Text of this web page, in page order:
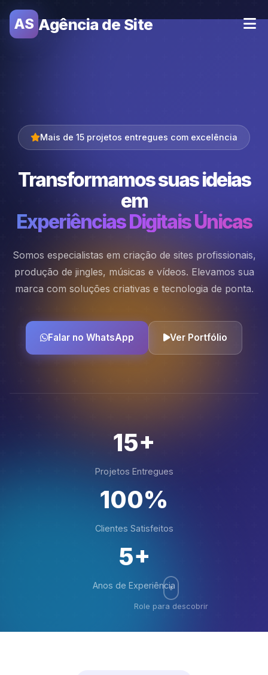
AS Agência de Site
Mais de 15 projetos entregues com excelência
Transformamos suas ideias
em
Experiências Digitais Únicas
Somos especialistas em criação de sites profissionais,
produção de jingles, músicas e vídeos. Elevamos sua
marca com soluções criativas e tecnologia de ponta.
Falar no WhatsApp Ver Portfólio
15+
Projetos Entregues
100%
Clientes Satisfeitos
5+
Anos de Experiência
Role para descobrir